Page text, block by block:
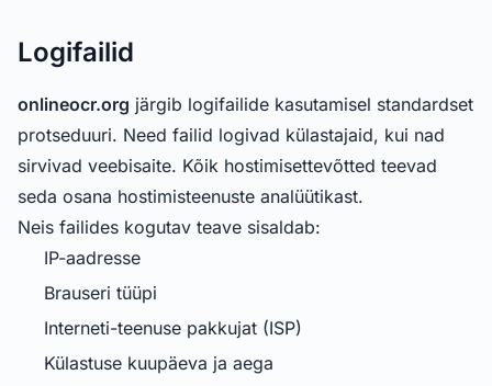
Logifailid
onlineocr.org järgib logifailide kasutamisel standardset
protseduuri. Need failid logivad külastajaid, kui nad
sirvivad veebisaite. Kõik hostimisettevõtted teevad
seda osana hostimisteenuste analüütikast.
Neis failides kogutav teave sisaldab:
IP-aadresse
Brauseri tüüpi
Interneti-teenuse pakkujat (ISP)
Külastuse kuupäeva ja aega